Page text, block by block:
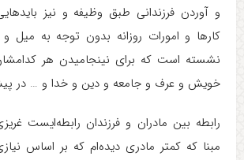
و آوردن فرزندانی طبق وظیفه و نیز
کارها و امورات روزانه بدون توجه به میل
نشسته است که برای نینجامیدن هر
خویش و عرف و جامعه و دین و خدا و … در
رابطه بین مادران و فرزندان رابطه‌ایست
مبنا که کمتر مادری دیده‌ام که بر اساس